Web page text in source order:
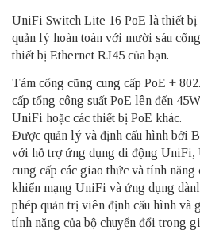
UniFi Switch Lite 16 PoE là thiết bị
quản lý hoàn toàn với mười sáu
thiết bị Ethernet RJ45 của bạn.
Tám cổng cũng cung cấp PoE +
cấp tổng công suất PoE lên đến
UniFi hoặc các thiết bị PoE khác.
Được quản lý và định cấu hình bởi
với hỗ trợ ứng dụng di động UniFi,
cung cấp các giao thức và tính năng
khiển mạng UniFi và ứng dụng
phép quản trị viên định cấu hình và
tính năng của bộ chuyển đổi trong